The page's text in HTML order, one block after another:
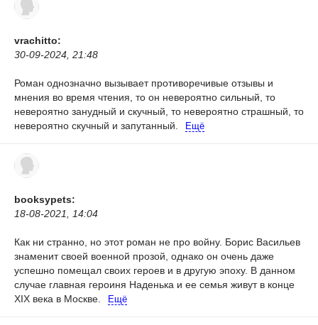
vrachitto:
30-09-2024, 21:48
Роман однозначно вызывает противоречивые отзывы и
мнения во время чтения, то он невероятно сильный, то
невероятно занудный и скучный, то невероятно страшный, то
невероятно скучный и запутанный.
Ещё
booksypets:
18-08-2021, 14:04
Как ни странно, но этот роман не про войну. Борис Васильев
знаменит своей военной прозой, однако он очень даже
успешно помещал своих героев и в другую эпоху. В данном
случае главная героиня Наденька и ее семья живут в конце
XIX века в Москве.
Ещё